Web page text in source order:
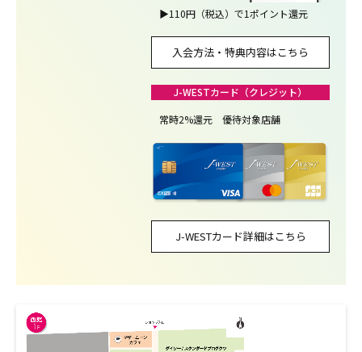
▶110円（税込）で1ポイント還元
入会方法・特典内容はこちら
J-WESTカード（クレジット）
常時2%還元 優待対象店舗
J-WESTカード詳細はこちら